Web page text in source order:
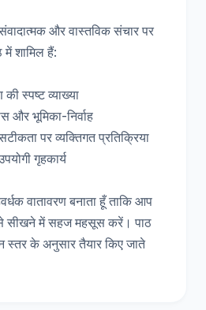
संवादात्मक और वास्तविक संचार पर
शामिल हैं:
स्पष्ट व्याख्या
और भूमिका-निर्वाह
पर व्यक्तिगत प्रतिक्रिया
गृहकार्य
वातावरण बनाता हूँ ताकि आप
सीखने में सहज महसूस करें। पाठ
स्तर के अनुसार तैयार किए जाते